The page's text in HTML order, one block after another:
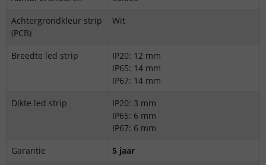
Achtergrondkleur strip
(PCB)
Wit
Breedte led strip
IP20: 12 mm
IP65: 14 mm
IP67: 14 mm
Dikte led strip
IP20: 3 mm
IP65: 6 mm
IP67: 6 mm
Garantie
5 jaar